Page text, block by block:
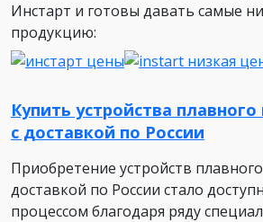
Инстарт и готовы давать самые
продукцию:
Купить устройства
с доставкой по России
Приобретение устройств
доставкой по России стало
процессом благодаря ряду